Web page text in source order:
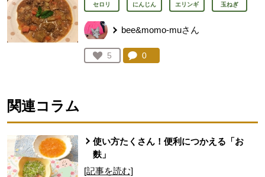
セロリ にんじん エリンギ 玉ねぎ
bee&momo-muさん
お気に入り登録：
5
人が登録
コメント：
0
関連コラム
使い方たくさん！便利につかえる「お
麩」
[記事を読む]